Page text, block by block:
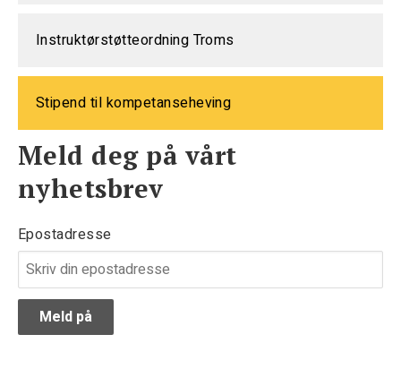
Instruktørstøtteordning Troms
Stipend til kompetanseheving
Meld deg på vårt
nyhetsbrev
Epostadresse